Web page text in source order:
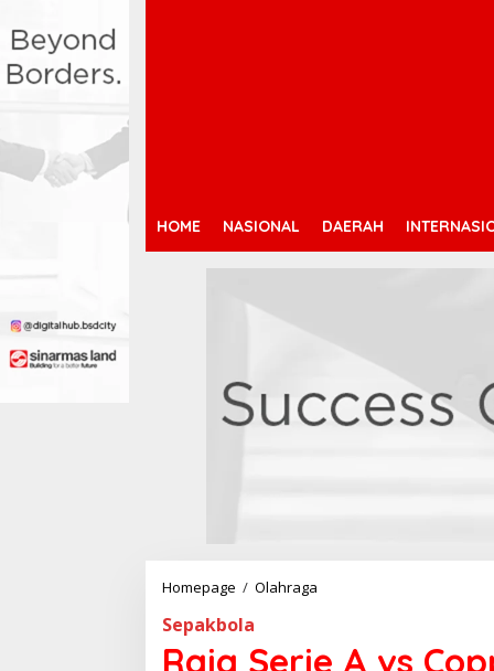
HOME NASIONAL DAERAH
Homepage / Olahraga
S
Sepakbola
Raja Serie A vs